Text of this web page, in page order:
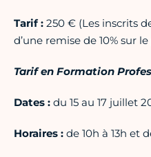
Tarif : 250 € (Les inscrits
d’une remise de 10% sur
Tarif en Formation
Dates : du 15 au 17 juillet
Horaires : de 10h à 13h et